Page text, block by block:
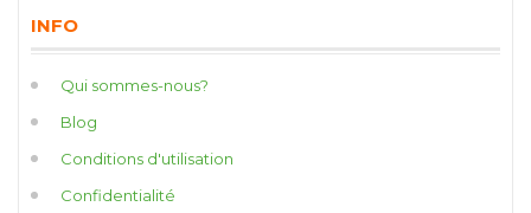
INFO
Qui sommes-nous?
Blog
Conditions d'utilisation
Confidentialité